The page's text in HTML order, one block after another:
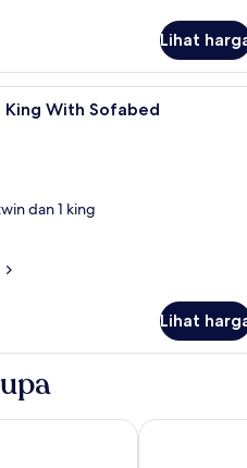
Lihat
Seprai premium, brankas,
With Sofabed
dan 1 king
Lihat
Villas, Lake Buena Vista/
Hilton